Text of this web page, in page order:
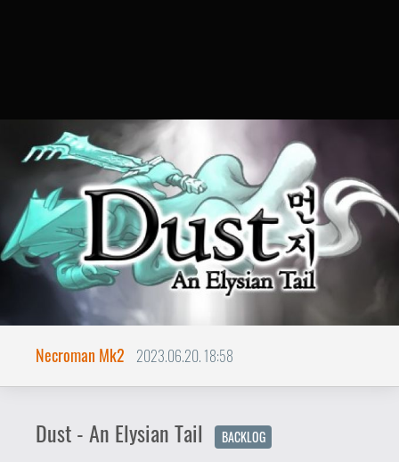
Necroman Mk2 2023.06.20. 18:58
Dust - An Elysian Tail BACKLOG
Egy szóval lehet ezt a játékot
jellemezni: meseszép!
konzolokra is kiadtak. Habár a fejlesztő